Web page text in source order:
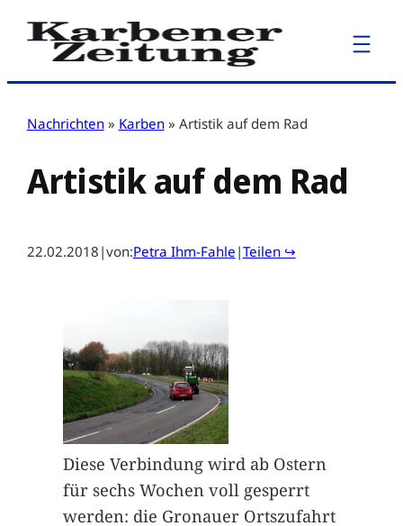
Zum
Inhalt
Nachrichten » Karben » Artistik auf dem Rad
Artistik auf dem Rad
22.02.2018 |von:Petra Ihm-Fahle |Teilen ↪
Diese Verbindung wird ab Ostern
für sechs Wochen voll gesperrt
werden: die Gronauer Ortszufahrt